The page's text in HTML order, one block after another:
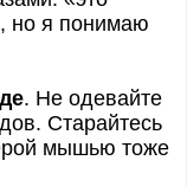
но я понимаю
. Не одевайте
Старайтесь
мышью тоже